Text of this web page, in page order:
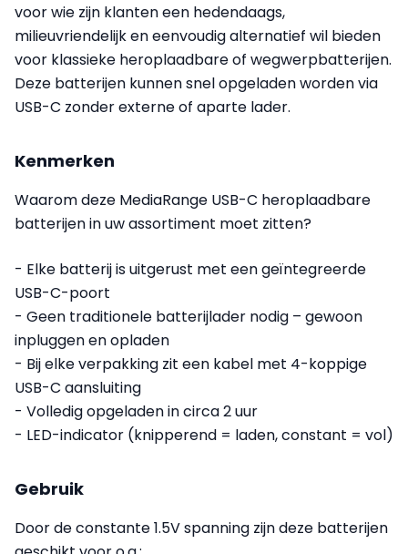
voor wie zijn klanten een hedendaags,
milieuvriendelijk en eenvoudig alternatief wil bieden
voor klassieke heroplaadbare of wegwerpbatterijen.
Deze batterijen kunnen snel opgeladen worden via
USB-C zonder externe of aparte lader.
Kenmerken
Waarom deze MediaRange USB-C heroplaadbare
batterijen in uw assortiment moet zitten?
- Elke batterij is uitgerust met een geïntegreerde
USB-C-poort
- Geen traditionele batterijlader nodig – gewoon
inpluggen en opladen
- Bij elke verpakking zit een kabel met 4-koppige
USB-C aansluiting
- Volledig opgeladen in circa 2 uur
- LED-indicator (knipperend = laden, constant = vol)
Gebruik
Door de constante 1.5V spanning zijn deze batterijen